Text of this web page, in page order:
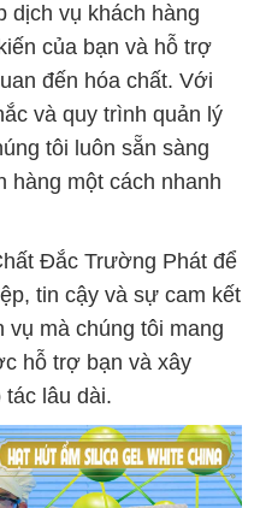
dịch vụ khách hàng
của bạn và hỗ trợ
đến hóa chất. Với
và quy trình quản lý
tôi luôn sẵn sàng
hàng một cách nhanh
Đắc Trường Phát để
tin cậy và sự cam kết
vụ mà chúng tôi mang
hỗ trợ bạn và xây
lâu dài.